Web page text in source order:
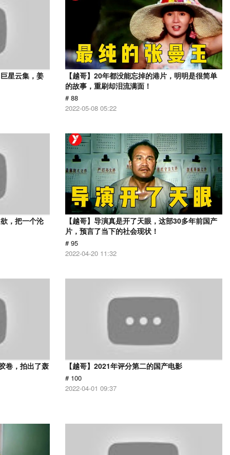
星云集，姜
【越哥】20年都没能忘掉的港片，明明是很简单
的故事，重刷却泪流满面！
# 88
2022-05-08 05:22
，把一个沦
【越哥】导演真是开了天眼，这部30多年前国产
片，预言了当下的社会现状！
# 95
2022-04-20 11:32
卷，拍出了轰 【越哥】2021年评分第二的国产电影
# 100
2022-04-01 09:37